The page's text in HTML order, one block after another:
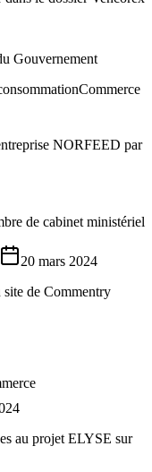
Gouvernement
Commerce
NORFEED par
de cabinet ministériel
20 mars 2024
site de Commentry
au projet ELYSE sur